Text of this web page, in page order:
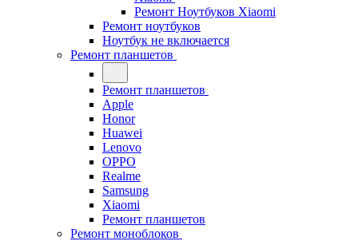
Ремонт Ноутбуков Xiaomi
Ремонт ноутбуков
Ноутбук не включается
Ремонт планшетов
Ремонт планшетов
Apple
Honor
Huawei
Lenovo
OPPO
Realme
Samsung
Xiaomi
Ремонт планшетов
Ремонт моноблоков